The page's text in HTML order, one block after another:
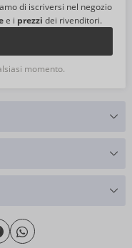
di iscriversi nel negozio
e i prezzi dei rivenditori.
momento.
- 16:00